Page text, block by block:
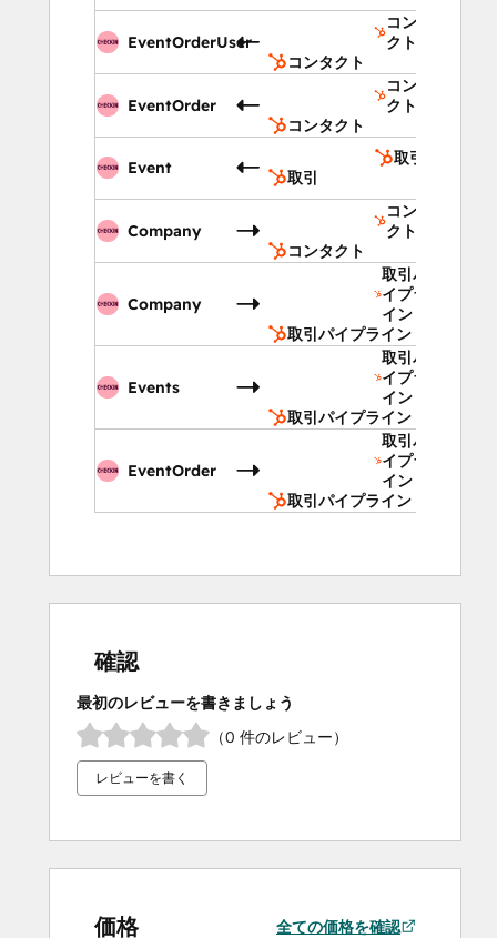
EventOrderUser
コンタ
クト
コンタクト
EventOrder
コンタ
クト
コンタクト
Event
取引
取引
Company
コンタ
クト
コンタクト
Company
取引パ
イプラ
イン
取引パイプライン
Events
取引パ
イプラ
イン
取引パイプライン
EventOrder
取引パ
イプラ
イン
取引パイプライン
確認
最初のレビューを書きましょう
（0 件のレビュー）
レビューを書く
価格 全ての価格を確認